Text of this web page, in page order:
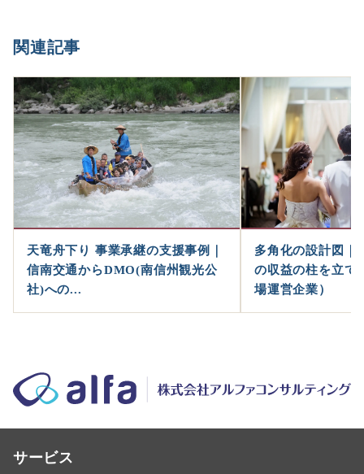
関連記事
天竜舟下り 事業承継の支援事例｜
信南交通からDMO(南信州観光公
社)への...
多角化の設計図｜
の収益の柱を立て
場運営企業）
サービス